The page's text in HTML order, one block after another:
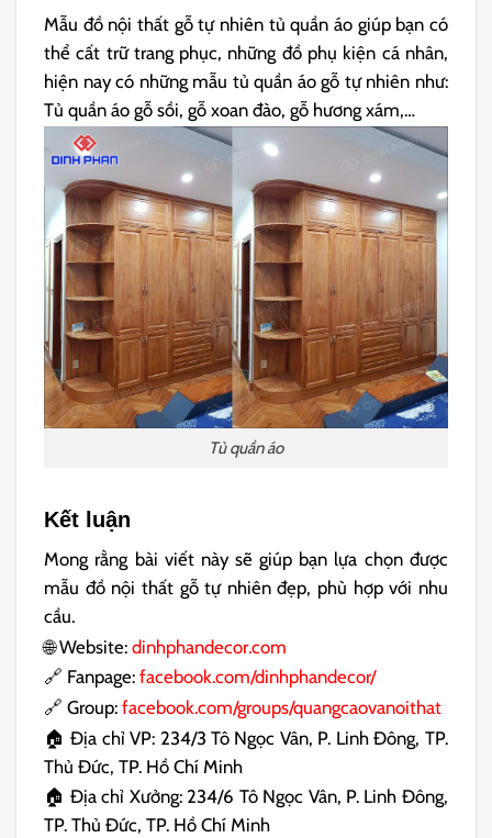
Mẫu đồ nội thất gỗ tự nhiên tủ quần áo giúp bạn có
thể cất trữ trang phục, những đồ phụ kiện cá nhân,
hiện nay có những mẫu tủ quần áo gỗ tự nhiên như:
Tủ quần áo gỗ sồi, gỗ xoan đào, gỗ hương xám,…
Tủ quần áo
Kết luận
Mong rằng bài viết này sẽ giúp bạn lựa chọn được
mẫu đồ nội thất gỗ tự nhiên đẹp, phù hợp với nhu
cầu.
🌐 Website:dinhphandecor.com
🔗 Fanpage:facebook.com/dinhphandecor/
🔗 Group: facebook.com/groups/quangcaovanoithat
🏠 Địa chỉ VP: 234/3 Tô Ngọc Vân, P. Linh Đông, TP.
Thủ Đức, TP. Hồ Chí Minh
🏠 Địa chỉ Xưởng: 234/6 Tô Ngọc Vân, P. Linh Đông,
TP. Thủ Đức, TP. Hồ Chí Minh